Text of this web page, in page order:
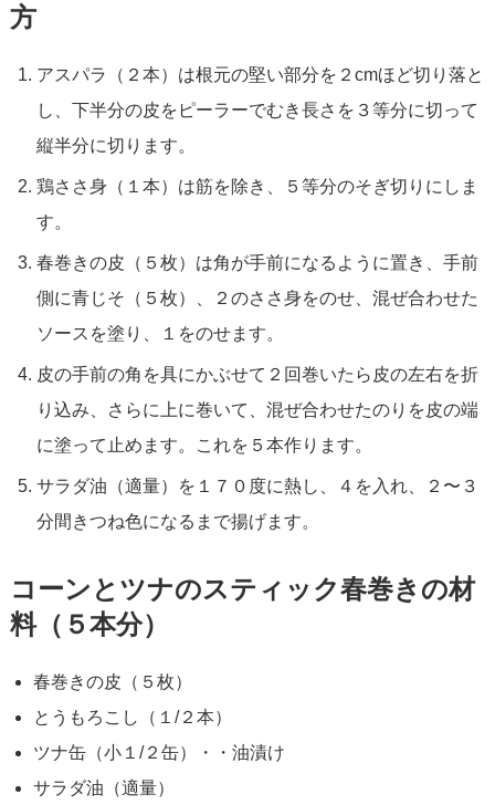
方
アスパラ（２本）は根元の堅い部分を２cmほど切り落と
し、下半分の皮をピーラーでむき長さを３等分に切って
縦半分に切ります。
鶏ささ身（１本）は筋を除き、５等分のそぎ切りにしま
す。
春巻きの皮（５枚）は角が手前になるように置き、手前
側に青じそ（５枚）、２のささ身をのせ、混ぜ合わせた
ソースを塗り、１をのせます。
皮の手前の角を具にかぶせて２回巻いたら皮の左右を折
り込み、さらに上に巻いて、混ぜ合わせたのりを皮の端
に塗って止めます。これを５本作ります。
サラダ油（適量）を１７０度に熱し、４を入れ、２〜３
分間きつね色になるまで揚げます。
コーンとツナのスティック春巻きの材
料（５本分）
春巻きの皮（５枚）
とうもろこし（１/２本）
ツナ缶（小１/２缶）・・油漬け
サラダ油（適量）